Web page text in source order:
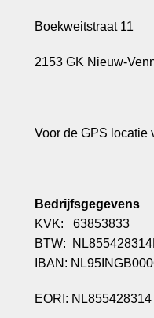
Boekweitstraat 11
2153 GK Nieuw-
Voor de GPS locatie
Bedrijfsgegevens
KVK: 63853833
BTW:
IBAN:
EORI: NL855428314